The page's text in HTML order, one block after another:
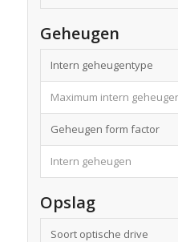
Geheugen
Intern geheugentype
Maximum intern
Geheugen form factor
Intern geheugen
Opslag
Soort optische drive